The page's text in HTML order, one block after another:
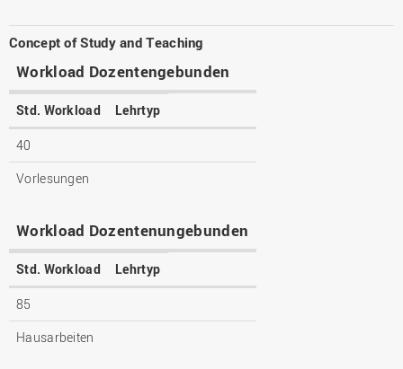
Concept of Study and Teaching
Workload Dozentengebunden
Std. Workload Lehrtyp
40
Vorlesungen
Workload Dozentenungebunden
Std. Workload Lehrtyp
85
Hausarbeiten